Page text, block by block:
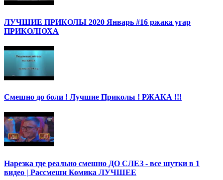
ЛУЧШИЕ ПРИКОЛЫ 2020 Январь #16 ржака угар
ПРИКОЛЮХА
Смешно до боли ! Лучшие Приколы ! РЖАКА !!!
Нарезка где реально смешно ДО СЛЕЗ - все шутки в 1
видео | Рассмеши Комика ЛУЧШЕЕ